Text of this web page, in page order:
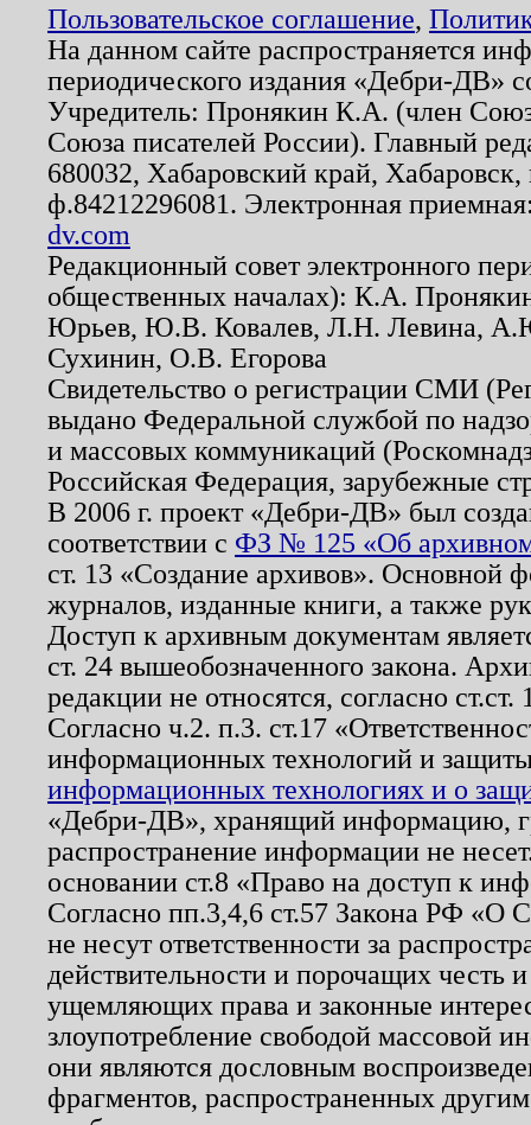
Пользовательское соглашение,
На данном сайте распространяется
периодического издания «Дебри-ДВ»
Учредитель: Пронякин К.А. (член
Союза писателей России). Главный
680032, Хабаровский край,
ф.84212296081. Электронная
dv.com
Редакционный совет электронного
общественных началах): К.А.
Юрьев, Ю.В. Ковалев, Л.Н. Левина,
Сухинин, О.В. Егорова
Свидетельство о регистрации СМИ
выдано Федеральной службой по
и массовых коммуникаций
Российская Федерация, зарубежные
В 2006 г. проект «Дебри-ДВ» был
соответствии с ФЗ № 125 «Об
ст. 13 «Создание архивов». Основной
журналов, изданные книги, а также
Доступ к архивным документам
ст. 24 вышеобозначенного закона.
редакции не относятся, согласно
Согласно ч.2. п.3. ст.17
информационных технологий и
информационных технологиях и о
«Дебри-ДВ», хранящий информацию,
распространение информации не
основании ст.8 «Право на доступ к
Согласно пп.3,4,6 ст.57 Закона РФ «О
не несут ответственности за
действительности и порочащих честь
ущемляющих права и законные
злоупотребление свободой массовой
они являются дословным
фрагментов, распространенных